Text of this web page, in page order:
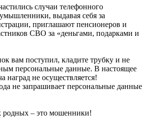
случаи телефонного
выдавая себя за
приглашают пенсионеров и
СВО за «деньгами, подарками и
вам поступил, кладите трубку и не
персональные данные. В настоящее
наград не осуществляется!
не запрашивает персональные данные
родных – это мошенники!